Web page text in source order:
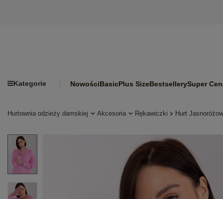
Kategorie NowościBasicPlus SizeBestsellerySuper
Hurtownia odzieży damskiej Akcesoria Rękawiczki Hurt